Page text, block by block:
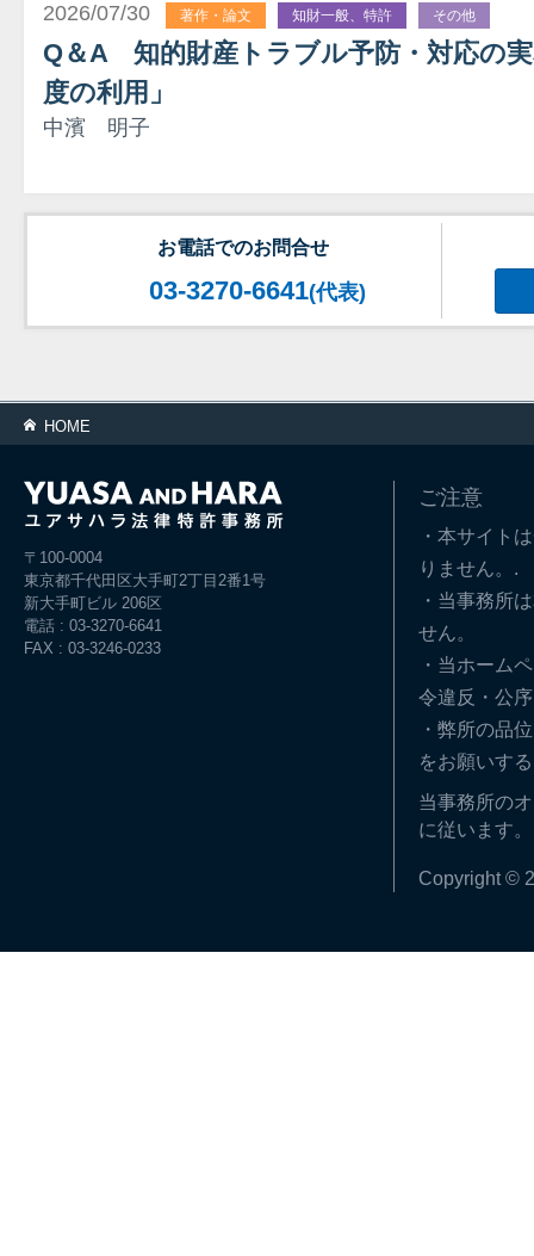
2026/07/30 著作・論文 知財一般、特許 その他
Q＆A 知的財産トラブル予防・対応の
度の利用」
中濱 明子
お電話でのお問合せ
03-3270-6641(代表)
HOME
〒100-0004
東京都千代田区大手町2丁目2番1号
新大手町ビル 206区
電話 : 03-3270-6641
FAX : 03-3246-0233
ご注意
・本サイト
りません。.
・当事務所
せん。
・当ホーム
令違反・公
・弊所の品
をお願いす
当事務所の
に従います。
Copyright ©